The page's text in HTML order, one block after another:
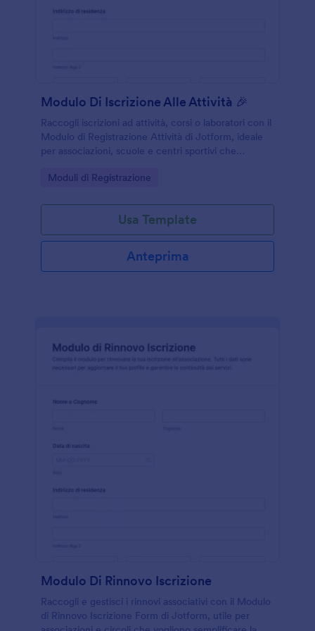
Modulo Di Iscrizione Alle Attività 🎉
Raccogli iscrizioni ad attività, corsi o laboratori con il
Modulo di Registrazione Attività di Jotform, ideale
per associazioni, scuole e centri sportivi che
invio del modulo online.
Go to Category:
Moduli di Registrazione
Usa Template
Anteprima
Modulo Di Rinnovo Iscrizione
Raccogli e gestisci i rinnovi associativi con il Modulo
di Rinnovo Iscrizione Form di Jotform, utile per